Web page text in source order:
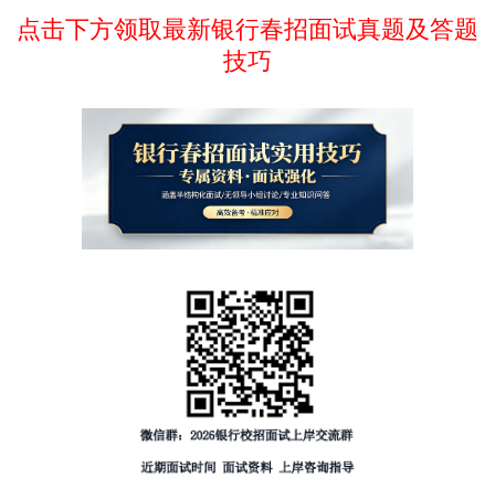
点击下方领取最新银行春招面试真题及答题
技巧